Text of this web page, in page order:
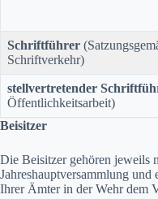
Schriftführer
Schriftverkehr)
stellvertretender
Öffentlichkeitsarbeit)
Beisitzer
Die Beisitzer gehören jeweils
Jahreshauptversammlung
Ihrer Ämter in der Wehr dem